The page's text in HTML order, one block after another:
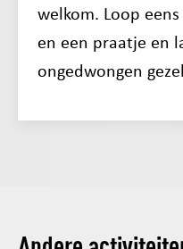
welkom. Loop
en een praatje en
ongedwongen